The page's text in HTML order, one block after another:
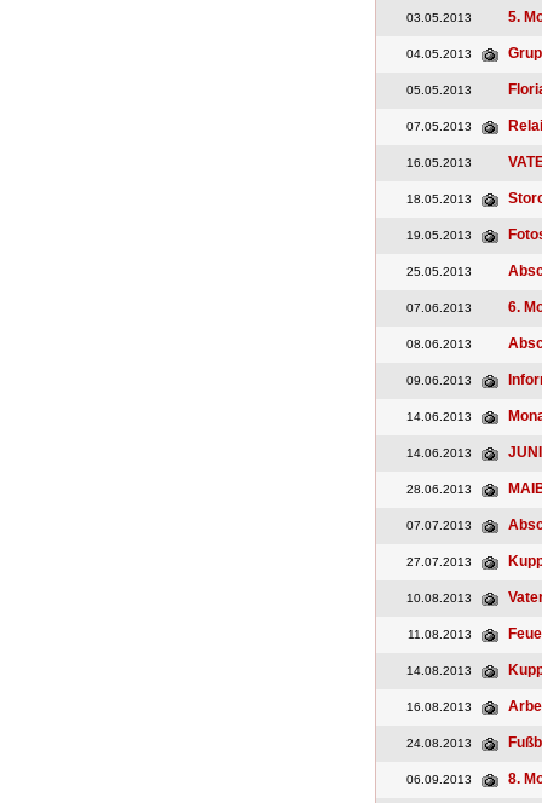
03.05.2013 5.
04.05.2013
05.05.2013
07.05.2013
16.05.2013
18.05.2013
19.05.2013
25.05.2013
07.06.2013 6.
08.06.2013
09.06.2013
14.06.2013
14.06.2013
28.06.2013
07.07.2013
27.07.2013
10.08.2013
11.08.2013
14.08.2013
16.08.2013
24.08.2013
06.09.2013 8.